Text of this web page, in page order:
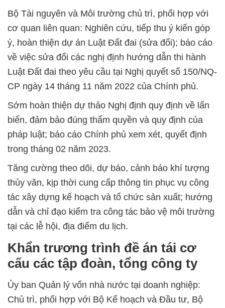
Bộ Tài nguyên và Môi trường chủ trì, phối hợp với
cơ quan liên quan: Nghiên cứu, tiếp thu ý kiến góp
ý, hoàn thiện dự án Luật Đất đai (sửa đổi); báo cáo
về việc sửa đổi các nghị định hướng dẫn thi hành
Luật Đất đai theo yêu cầu tại Nghị quyết số 150/NQ-
CP ngày 14 tháng 11 năm 2022 của Chính phủ.
Sớm hoàn thiện dự thảo Nghị định quy định về lấn
biển, đảm bảo đúng thẩm quyền và quy định của
pháp luật; báo cáo Chính phủ xem xét, quyết định
trong tháng 02 năm 2023.
Tăng cường theo dõi, dự báo, cảnh báo khí tượng
thủy văn, kịp thời cung cấp thông tin phục vụ công
tác xây dựng kế hoạch và tổ chức sản xuất; hướng
dẫn và chỉ đạo kiểm tra công tác bảo vệ môi trường
tại các lễ hội, địa điểm du lịch.
Khẩn trương trình đề án tái cơ
cấu các tập đoàn, tổng công ty
Ủy ban Quản lý vốn nhà nước tại doanh nghiệp:
Chủ trì, phối hợp với Bộ Kế hoạch và Đầu tư, Bộ